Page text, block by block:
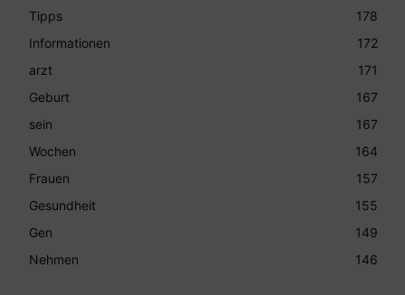
Tipps
178
Informationen
172
arzt
171
Geburt
167
sein
167
Wochen
164
Frauen
157
Gesundheit
155
Gen
149
Nehmen
146